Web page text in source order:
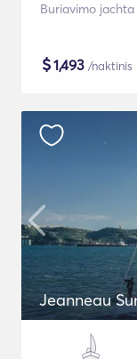
Buriavimo jachta
$1,493 /naktinis
Jeanneau